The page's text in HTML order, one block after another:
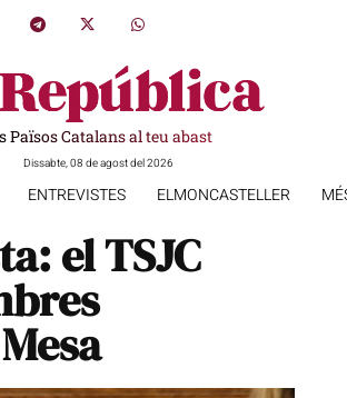
Països Catalans al teu abast
Dissabte, 08 de agost del 2026
ENTREVISTES ELMONCASTELLER
el TSJC